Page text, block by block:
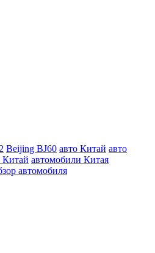
Beijing BJ60 авто Китай авто
Китай автомобили Китая
автомобиля